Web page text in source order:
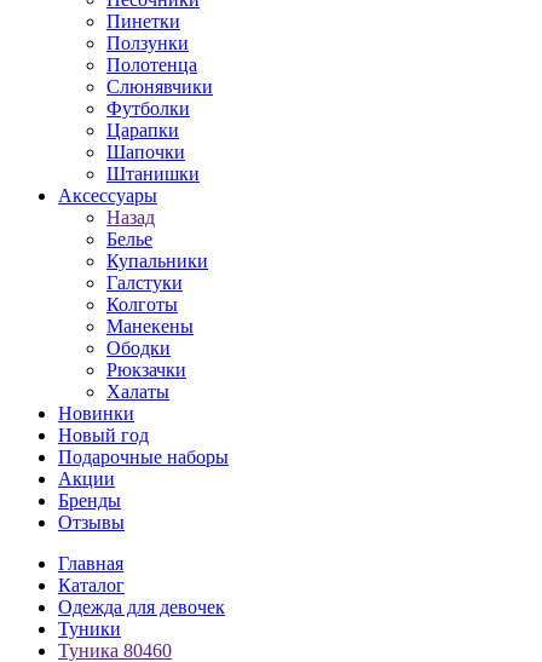
Пинетки
Ползунки
Полотенца
Слюнявчики
Футболки
Царапки
Шапочки
Штанишки
Аксессуары
Назад
Белье
Купальники
Галстуки
Колготы
Манекены
Ободки
Рюкзачки
Халаты
Новинки
Новый год
Подарочные наборы
Акции
Бренды
Отзывы
Главная
Каталог
Одежда для девочек
Туники
Туника 80460